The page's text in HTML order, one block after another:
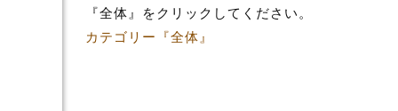
『全体』をクリックしてください。
カテゴリー『全体』